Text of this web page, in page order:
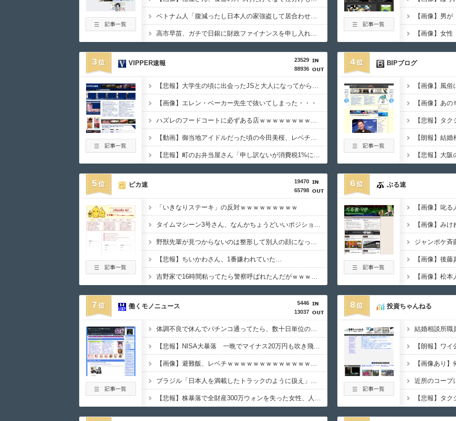
ベトナム人「腹減ったし日本人の家強盗して居合わせた奴殺すか」
高市早苗、ガチで日銀に財政ファイナンスを申し入れて円売りパニックを引き起こす
3
23529
88936
VIPPER速報
【悲報】大学生の頃に出会ったJSと大人になってから再会し結婚した男、大炎上してしまう
【画像】エレン・ベーカー先生で抜いてしまった・・・
ハズレのフードコートに必ずある店ｗｗｗｗｗｗｗｗｗｗｗｗ
【動画】御当地アイドルだった頃の今田美桜、レベチｗｗｗｗｗｗｗｗｗｗｗｗｗｗｗｗｗｗ
【悲報】町のお弁当屋さん「申し訳ないが消費税1%になったらその分商品代を値上げするわ」
4 BIPブログ
5
19470
65798
ピカ速
「いきなりステーキ」の反対ｗｗｗｗｗｗｗｗｗ
タイムマシーン3号さん、なんかちょうどいいポジションになる
野獣先輩が見つからないのは整形して別人の顔になっているから←これ
【悲報】ちいかわさん、1番嫌われていた…
吉野家で16時間粘ってたら警察呼ばれたんだがｗｗｗｗｗｗ
6 ぶる速
【画像】叱
【画像】み
ジャンポケ斉
7
5446
13037
働くモノニュース
体調不良で休んでパチンコ通ってたら、数十日単位の証拠写真撮られて会社クビになった
【悲報】NISA大暴落 一晩でマイナス20万円も吹き飛んだもよう
【画像】避難飯、レベチｗｗｗｗｗｗｗｗｗｗｗｗｗｗｗ
ブラジル「日本人を満載したトラックのように扱え」→ 差別として問題に→ 「一般的表現！」と弁明
【悲報】株暴落で全財産300万ウォンを失った女性、人生終了でモニター破壊ｗｗｗｗｗｗ
8 投資ちゃんねる
【画像あり